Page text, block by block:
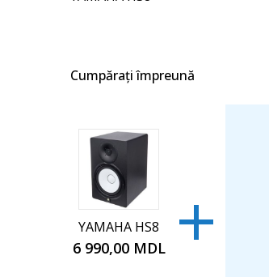
Cumpărați împreună
YAMAHA HS8
6 990,00 MDL +